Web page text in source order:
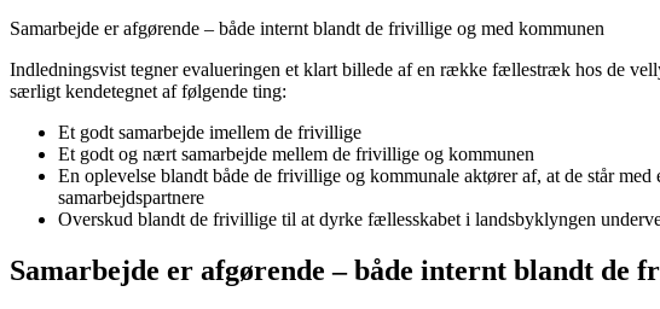
Samarbejde er afgørende – både internt blandt de frivillige og med kommunen
Indledningsvist tegner evalueringen et klart billede af en række fællestræk hos de
særligt kendetegnet af følgende ting:
Et godt samarbejde imellem de frivillige
Et godt og nært samarbejde mellem de frivillige og kommunen
En oplevelse blandt både de frivillige og kommunale aktører af, at de står
samarbejdspartnere
Overskud blandt de frivillige til at dyrke fællesskabet i landsbyklyngen
Samarbejde er afgørende – både internt blandt de